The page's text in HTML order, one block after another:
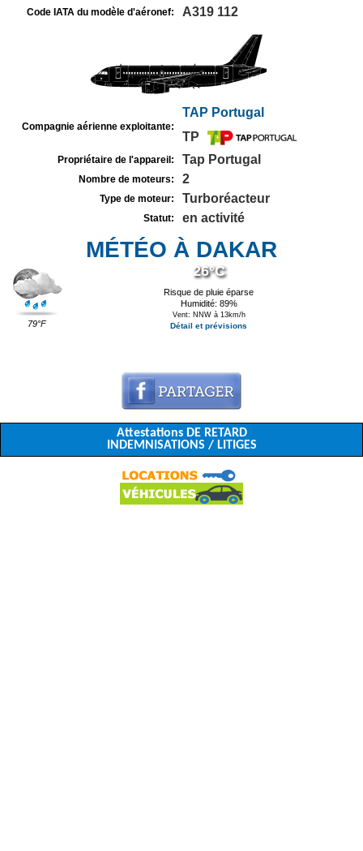
Code IATA du modèle d'aéronef: A319 112
Compagnie aérienne exploitante:
TAP Portugal
TP
Propriétaire de l'appareil: Tap Portugal
Nombre de moteurs: 2
Type de moteur: Turboréacteur
Statut: en activité
MÉTÉO À DAKAR
79°F
26°C
Risque de pluie éparse
Humidité: 89%
Vent: NNW à 13km/h
Détail et prévisions
Attestations DE RETARD
INDEMNISATIONS / LITIGES